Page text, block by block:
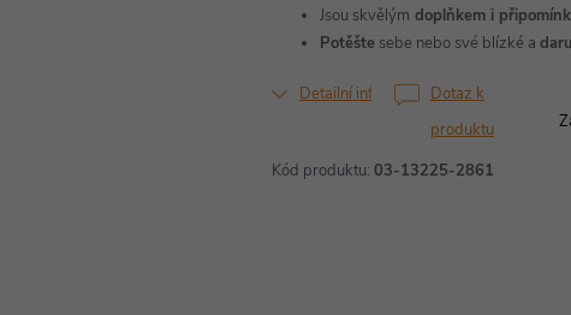
Kód produktu: 03-13225-2861
Jsou skvělým doplňkem i
Potěšte sebe nebo své blízké a
Detailní informace
Dotaz k
produktu